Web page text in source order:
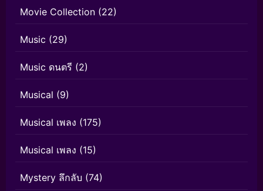
Movie Collection (22)
Music (29)
Music ดนตรี (2)
Musical (9)
Musical เพลง (175)
Musical เพลง (15)
Mystery ลึกลับ (74)